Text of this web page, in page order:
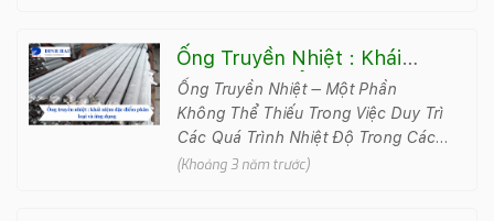
Ống Truyền Nhiệt : Khái
Niệm Đặc Điểm Phân Loại Và
Ứng Dụng
Ống Truyền Nhiệt – Một Phần
Không Thể Thiếu Trong Việc Duy Trì
Các Quá Trình Nhiệt Độ Trong Các
Ngành Công Nghiệp Khác Nhau. Từ
(Khoảng 3 năm trước)